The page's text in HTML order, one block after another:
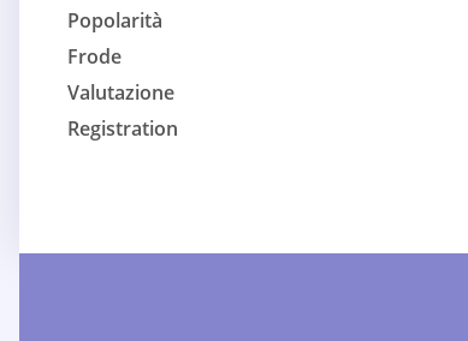
Popolarità
Frode
Valutazione
Registration